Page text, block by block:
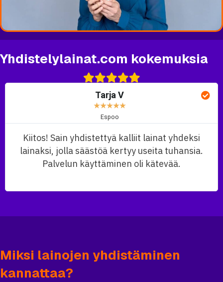
Yhdistelylainat.com kokemuksia
Tarja V
★★★★★
Espoo
Kiitos! Sain yhdistettyä kalliit lainat yhdeksi
lainaksi, jolla säästöä kertyy useita tuhansia.
Palvelun käyttäminen oli kätevää.
Miksi lainojen yhdistäminen
kannattaa?